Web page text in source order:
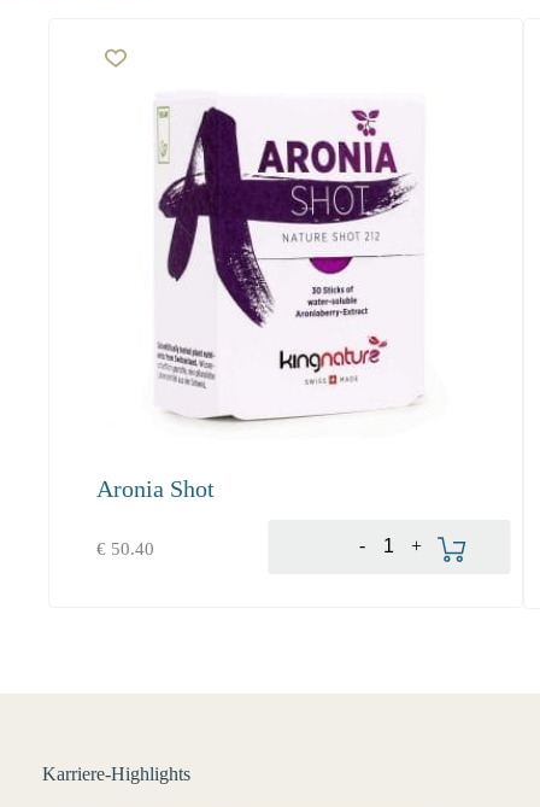
Aronia Shot
€ 50.40 +
-
Produkt bestellen
Karriere-Highlights